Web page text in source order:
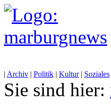
| Archiv | Politik | Kultur| Soziales
Sie sind hier: